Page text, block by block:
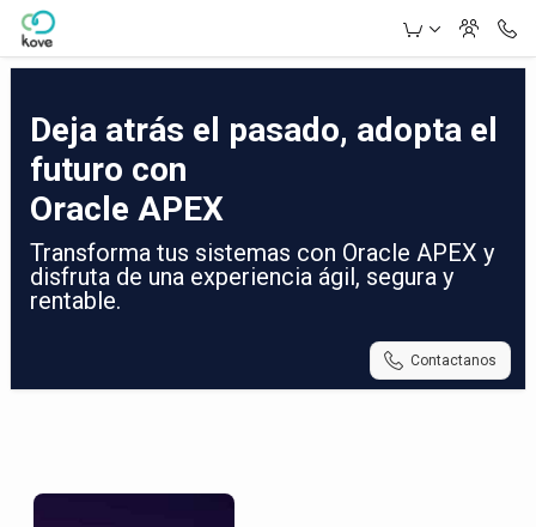
Skip to Main Content
Deja atrás el pasado, adopta el
futuro con
Oracle APEX
Transforma tus sistemas con Oracle APEX y
disfruta de una experiencia ágil, segura y
rentable.
Contactanos